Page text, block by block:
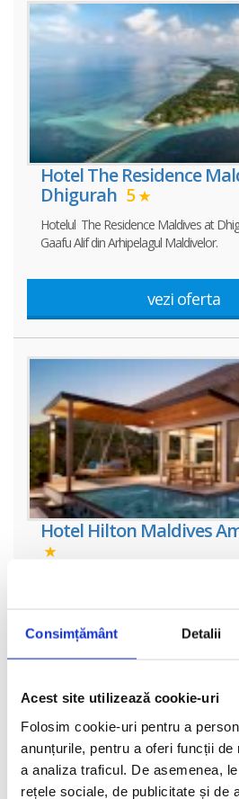
Consimțământ Detalii
Acest site utilizează cookie-uri
Folosim cookie-uri pentru a
anunțurile, pentru a oferi funcții
a analiza traficul. De asemenea,
rețele sociale, de publicitate și de
Hotel The Residence
Dhigurah 5
Hotelul The Residence Maldives at
Gaafu Alif din Arhipelagul Maldivelor.
vezi oferta
Hotel Hilton Maldives
Hotelul Hilton Maldives Amingiri
Male Nord din Arhipelagul Maldivelor,